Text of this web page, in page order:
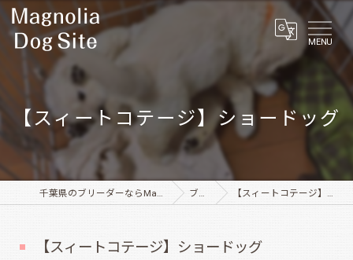
MENU
【スィートコテージ】ショードッグ
千葉県のブリーダーならMagnolia Dog Site ブログ 【スィートコテージ】ショードッグ
【スィートコテージ】ショードッグ